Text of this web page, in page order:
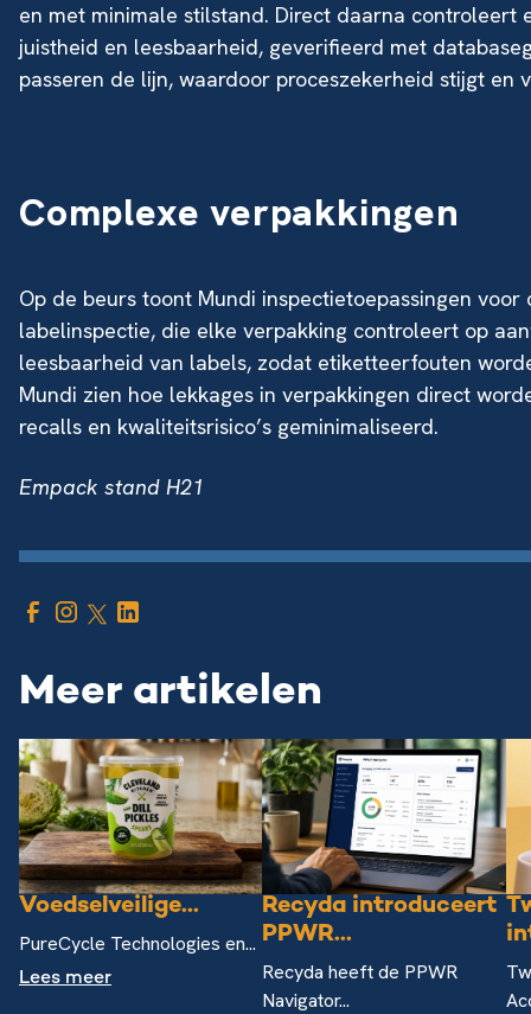
en met minimale stilstand. Direct daarna controleert
juistheid en leesbaarheid, geverifieerd met
passeren de lijn, waardoor proceszekerheid stijgt en
Complexe verpakkingen
Op de beurs toont Mundi inspectietoepassingen
labelinspectie, die elke verpakking controleert op
leesbaarheid van labels, zodat etiketteerfouten
Mundi zien hoe lekkages in verpakkingen direct
recalls en kwaliteitsrisico’s geminimaliseerd.
Empack stand H21
Meer artikelen
Voedselveilige...
PureCycle Technologies en...
Lees meer
Recyda introduceert
PPWR...
Recyda heeft de PPWR
Navigator...